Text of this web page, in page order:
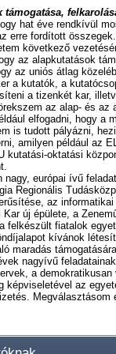
tá­mo­ga­tá­sa,
hat éve rend­kí­vül
er­re for­dí­tott
kö­vet­ke­ző
az alap­ku­ta­tá­sok
az uni­ós át­lag
a ku­ta­tók, a
a ti­zen­két kar,
az alap- és
el­fo­gad­ni, hogy a
is tu­dott pá­lyáz­ni,
ami­lyen pél­dá­ul az
ku­ta­tá­si-ok­ta­tá­si
nagy, eu­ró­pai ívű
Re­gi­o­ná­lis
az
Kar új épü­le­te, a
fel­ké­szült fi­a­ta­lok
kí­vá­nok
ma­ra­dás
nagyívű
a
kép­vi­se­le­té­vel az